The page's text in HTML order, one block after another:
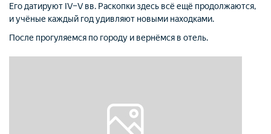
Его датируют IV–V вв. Раскопки здесь всё ещё продолжаются,
и учёные каждый год удивляют новыми находками.
После прогуляемся по городу и вернёмся в отель.